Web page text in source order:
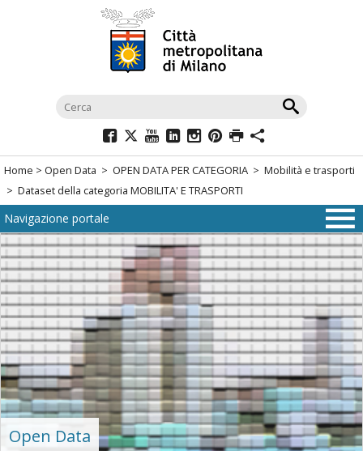
navigazione
menù
di
navigazione
interna
Salta
al
contenuto
Salta
all'
area
banner
Salta
footer
Home > Open Data > OPEN DATA PER CATEGORIA > Mobilità e trasporti
> Dataset della categoria MOBILITA' E TRASPORTI
Navigazione portale
Open Data